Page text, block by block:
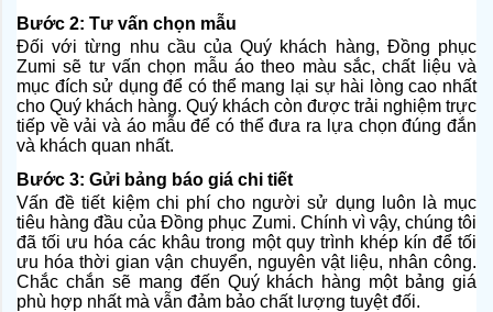
Bước 2: Tư vấn chọn mẫu
Đối với từng nhu cầu của Quý khách hàng, Đồng phục
Zumi sẽ tư vấn chọn mẫu áo theo màu sắc, chất liệu và
mục đích sử dụng để có thể mang lại sự hài lòng cao nhất
cho Quý khách hàng. Quý khách còn được trải nghiệm trực
tiếp về vải và áo mẫu để có thể đưa ra lựa chọn đúng đắn
và khách quan nhất.
Bước 3: Gửi bảng báo giá chi tiết
Vấn đề tiết kiệm chi phí cho người sử dụng luôn là mục
tiêu hàng đầu của Đồng phục Zumi. Chính vì vậy, chúng tôi
đã tối ưu hóa các khâu trong một quy trình khép kín để tối
ưu hóa thời gian vận chuyển, nguyên vật liệu, nhân công.
Chắc chắn sẽ mang đến Quý khách hàng một bảng giá
phù hợp nhất mà vẫn đảm bảo chất lượng tuyệt đối.